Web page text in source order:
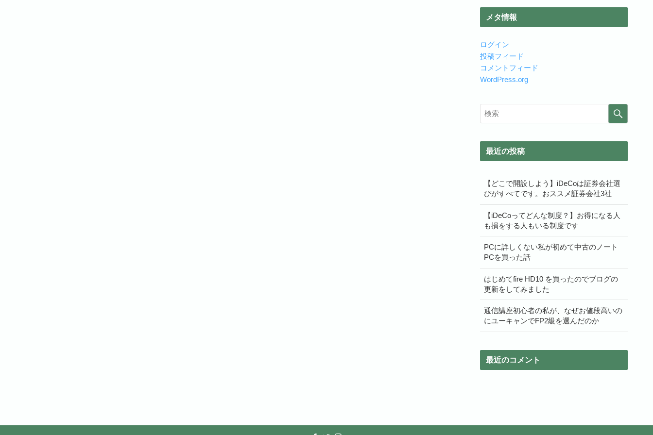
メタ情報
ログイン
投稿フィード
コメントフィード
WordPress.org
最近の投稿
【どこで開設しよう】iDeCoは証券会社選
びがすべてです。おススメ証券会社3社
【iDeCoってどんな制度？】お得になる人
も損をする人もいる制度です
PCに詳しくない私が初めて中古のノート
PCを買った話
はじめてfire HD10 を買ったのでブログの
更新をしてみました
通信講座初心者の私が、なぜお値段高いの
にユーキャンでFP2級を選んだのか
最近のコメント